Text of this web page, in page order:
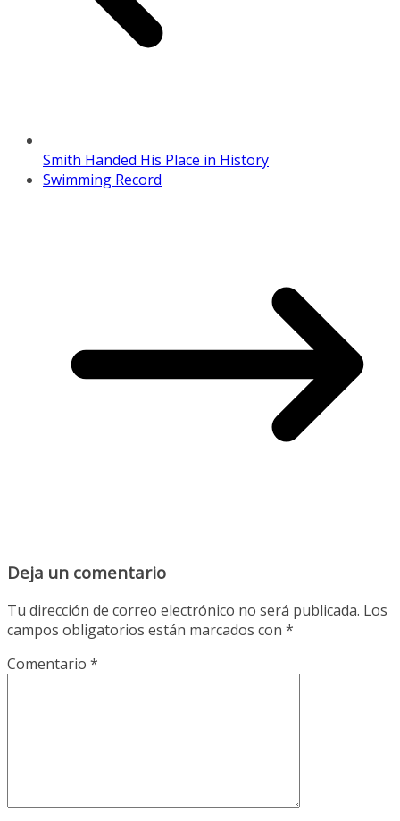
Smith Handed His Place in History
Swimming Record
Deja un comentario
Tu dirección de correo electrónico no será publicada. Los
campos obligatorios están marcados con *
Comentario *